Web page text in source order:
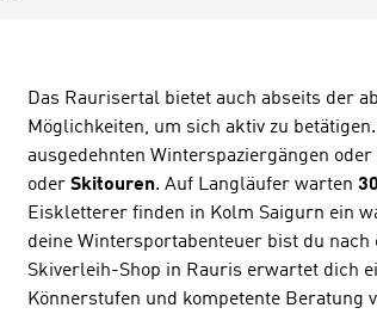
Das Raurisertal bietet auch abseits der
Möglichkeiten, um sich aktiv zu
ausgedehnten Winterspaziergängen
oder Skitouren. Auf Langläufer warten
Eiskletterer finden in Kolm Saigurn ein
deine Wintersportabenteuer bist du nach
Skiverleih-Shop in Rauris erwartet dich
Könnerstufen und kompetente